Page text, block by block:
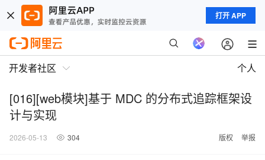
打开 APP
开发者社区 个人
[016][web模块]基于 MDC 的分布式追踪框架设
计与实现
2026-05-13 304 版权 举报